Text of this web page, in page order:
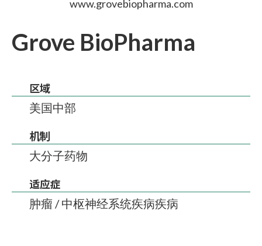
www.grovebiopharma.com
Grove BioPharma
区域
美国中部
机制
大分子药物
适应症
肿瘤 / 中枢神经系统疾病疾病